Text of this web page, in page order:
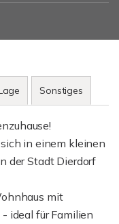
Sonstiges
in einem kleinen
der Stadt Dierdorf
mit
ideal für Familien